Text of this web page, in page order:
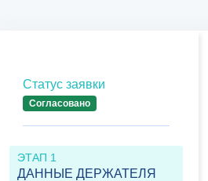
Статус заявки
Согласовано
ЭТАП 1
ДАННЫЕ ДЕРЖАТЕЛЯ